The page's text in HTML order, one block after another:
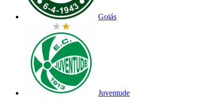
Goiás
Juventude